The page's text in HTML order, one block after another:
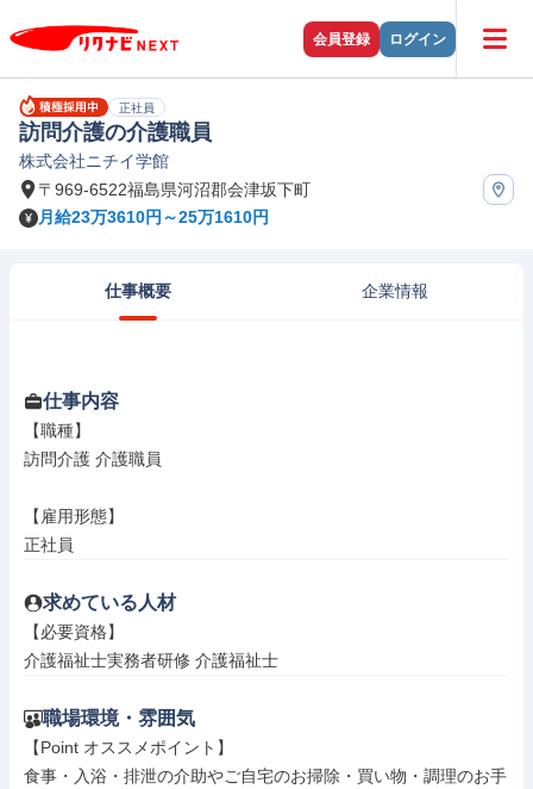
会員登録 ログイン
正社員
訪問介護の介護職員
株式会社ニチイ学館
〒969-6522福島県河沼郡会津坂下町
月給23万3610円～25万1610円
仕事概要 企業情報
仕事内容
【職種】
訪問介護 介護職員
【雇用形態】
正社員
求めている人材
【必要資格】
介護福祉士実務者研修 介護福祉士
職場環境・雰囲気
【Point オススメポイント】
食事・入浴・排泄の介助やご自宅のお掃除・買い物・調理のお手